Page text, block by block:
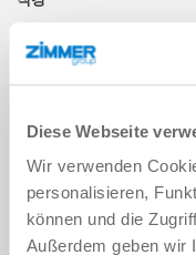
Diese Webseite
Wir verwenden
personalisieren,
können und die
Außerdem geben wir
MB-MB4-40-S3